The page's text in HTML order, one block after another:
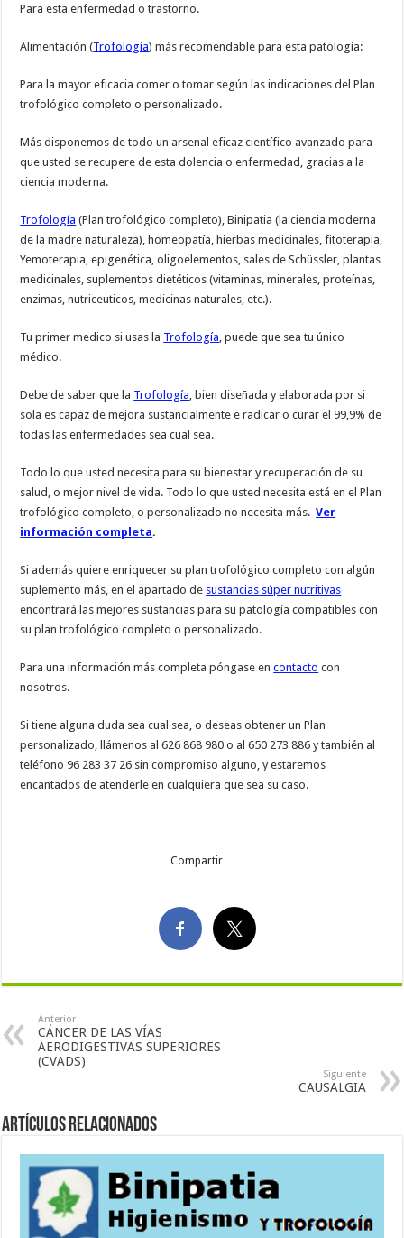
Para esta enfermedad o trastorno.
Alimentación (Trofología) más recomendable para esta patología:
Para la mayor eficacia comer o tomar según las indicaciones del Plan
trofológico completo o personalizado.
Más disponemos de todo un arsenal eficaz científico avanzado para
que usted se recupere de esta dolencia o enfermedad, gracias a la
ciencia moderna.
Trofología (Plan trofológico completo), Binipatia (la ciencia moderna
de la madre naturaleza), homeopatía, hierbas medicinales, fitoterapia,
Yemoterapia, epigenética, oligoelementos, sales de Schüssler, plantas
medicinales, suplementos dietéticos (vitaminas, minerales, proteínas,
enzimas, nutriceuticos, medicinas naturales, etc.).
Tu primer medico si usas la Trofología , puede que sea tu único
médico.
Debe de saber que la Trofología , bien diseñada y elaborada por si
sola es capaz de mejora sustancialmente e radicar o curar el 99,9% de
todas las enfermedades sea cual sea.
Todo lo que usted necesita para su bienestar y recuperación de su
salud, o mejor nivel de vida. Todo lo que usted necesita está en el Plan
trofológico completo, o personalizado no necesita más.Ver
información completa.
Si además quiere enriquecer su plan trofológico completo con algún
suplemento más, en el apartado de sustancias súper nutritivas
encontrará las mejores sustancias para su patología compatibles con
su plan trofológico completo o personalizado.
Para una información más completa póngase encontacto con
nosotros.
Si tiene alguna duda sea cual sea, o deseas obtener un Plan
personalizado, llámenos al 626 868 980 o al 650 273 886 y también al
teléfono 96 283 37 26 sin compromiso alguno, y estaremos
encantados de atenderle en cualquiera que sea su caso.
Compartir…
Anterior
CÁNCER DE LAS VÍAS
AERODIGESTIVAS SUPERIORES
(CVADS)
Siguiente
CAUSALGIA
Artículos Relacionados